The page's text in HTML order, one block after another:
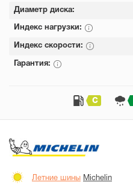
Диаметр диска:
Индекс нагрузки:
Индекс скорости:
Гарантия:
C
Летние шины Michelin